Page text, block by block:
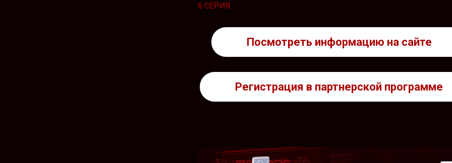
6 СЕРИЯ
Посмотреть информацию на сайте
Регистрация в партнерской программе